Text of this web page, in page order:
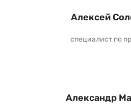
Алексей
специалист по
Александр